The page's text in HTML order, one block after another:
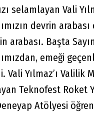
selamlayan Vali
devrin
arabası. Başta Sayın
emeği
Vali Yılmaz’ı Valilik
Teknofest Roket
Atölyesi